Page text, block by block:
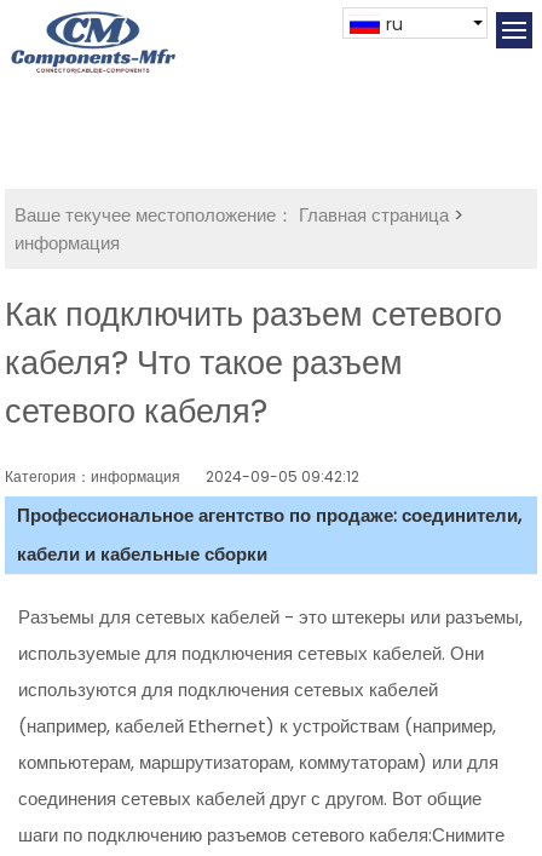
ru
Ваше текучее местоположение： Главная страница>
информация
Как подключить разъем сетевого
кабеля? Что такое разъем
сетевого кабеля?
Категория：информация 2024-09-05 09:42:12
Профессиональное агентство по продаже: соединители,
кабели и кабельные сборки
Разъемы для сетевых кабелей - это штекеры или разъемы,
используемые для подключения сетевых кабелей. Они
используются для подключения сетевых кабелей
(например, кабелей Ethernet) к устройствам (например,
компьютерам, маршрутизаторам, коммутаторам) или для
соединения сетевых кабелей друг с другом. Вот общие
шаги по подключению разъемов сетевого кабеля:Снимите